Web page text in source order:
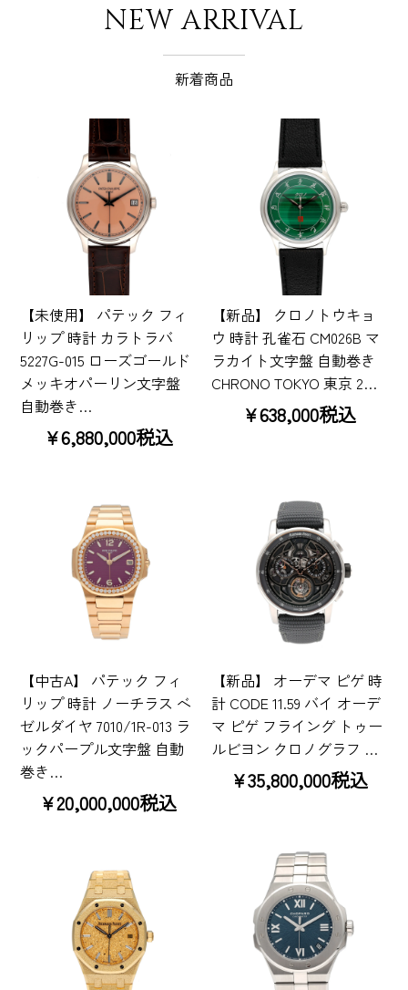
NEW ARRIVAL
新着商品
【未使用】 パテック フィ
リップ 時計 カラトラバ
5227G-015 ローズゴールド
メッキオパーリン文字盤
自動巻き…
¥6,880,000税込
【新品】 クロノトウキョ
ウ 時計 孔雀石 CM026B マ
ラカイト文字盤 自動巻き
CHRONO TOKYO 東京 2…
¥638,000税込
【中古A】 パテック フィ
リップ 時計 ノーチラス ベ
ゼルダイヤ 7010/1R-013 ラ
ックパープル文字盤 自動
巻き…
¥20,000,000税込
【新品】 オーデマ ピゲ 時
計 CODE 11.59 バイ オーデ
マ ピゲ フライング トゥー
ルビヨン クロノグラフ …
¥35,800,000税込